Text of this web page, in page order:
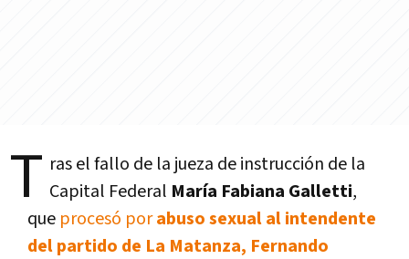
T ras el fallo de la jueza de instrucción de la
Capital Federal María Fabiana Galletti,
que procesó porabuso sexual al intendente
del partido de La Matanza, Fernando